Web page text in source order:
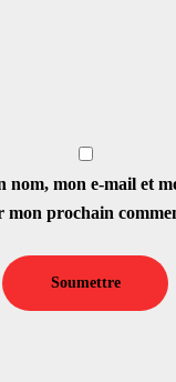
nom, mon e-mail et
mon prochain